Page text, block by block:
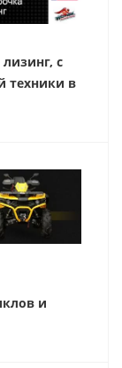
с
техники в
и